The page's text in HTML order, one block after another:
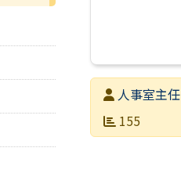
發布者人事室主任
發布日期
瀏覽次數
155